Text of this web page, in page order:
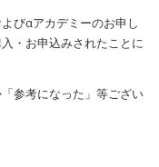
びαアカデミーのお申し
・お申込みされたことに
参考になった」等ござい